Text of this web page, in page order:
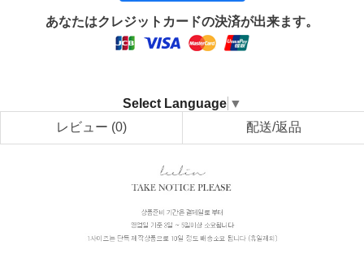
あなたはクレジットカードの決済が出来ます。
Select Language ▼
レビュー (0) 配送/返品